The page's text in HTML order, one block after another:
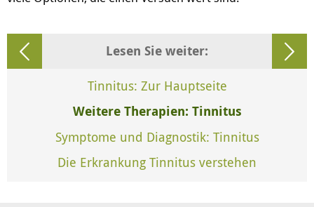
Lesen Sie weiter:
Tinnitus: Zur Hauptseite
Weitere Therapien: Tinnitus
Symptome und Diagnostik: Tinnitus
Die Erkrankung Tinnitus verstehen